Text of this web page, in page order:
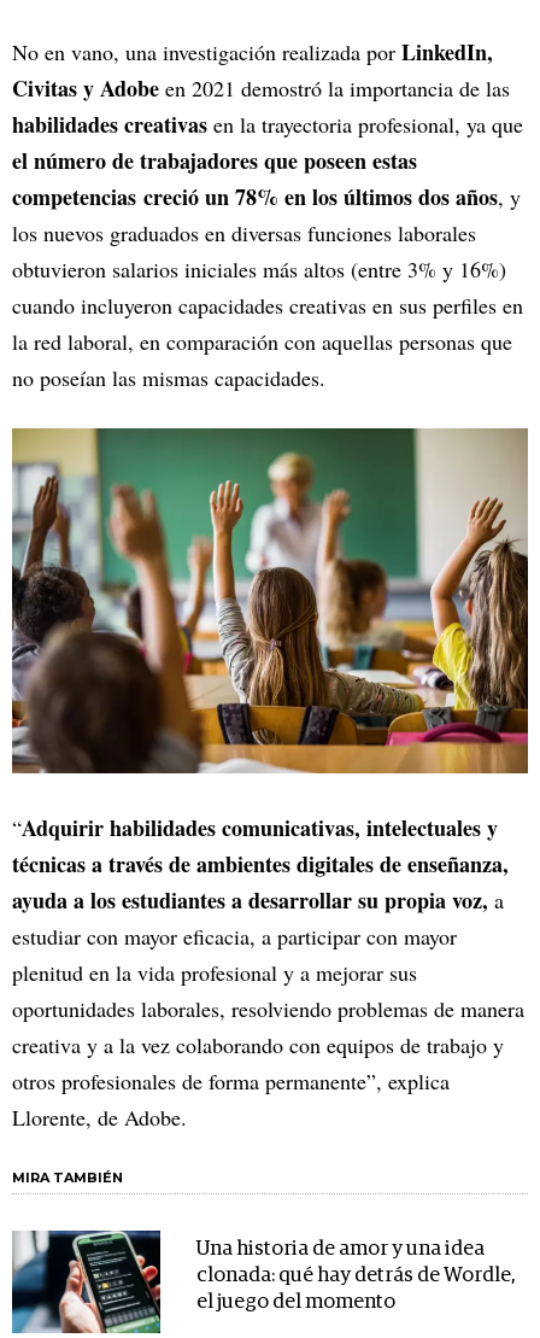
No en vano, una investigación realizada por LinkedIn,
Civitas y Adobe en 2021 demostró la importancia de las
habilidades creativas en la trayectoria profesional, ya que
el número de trabajadores que poseen estas
competencias creció un 78% en los últimos dos años, y
los nuevos graduados en diversas funciones laborales
obtuvieron salarios iniciales más altos (entre 3% y 16%)
cuando incluyeron capacidades creativas en sus perfiles en
la red laboral, en comparación con aquellas personas que
no poseían las mismas capacidades.
“Adquirir habilidades comunicativas, intelectuales y
técnicas a través de ambientes digitales de enseñanza,
ayuda a los estudiantes a desarrollar su propia voz, a
estudiar con mayor eficacia, a participar con mayor
plenitud en la vida profesional y a mejorar sus
oportunidades laborales, resolviendo problemas de manera
creativa y a la vez colaborando con equipos de trabajo y
otros profesionales de forma permanente”, explica
Llorente, de Adobe.
MIRA TAMBIÉN
Una historia de amor y una idea
clonada: qué hay detrás de Wordle,
el juego del momento